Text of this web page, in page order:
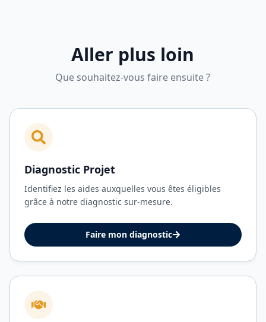
Aller plus loin
Que souhaitez-vous faire ensuite ?
Diagnostic Projet
Identifiez les aides auxquelles vous êtes éligibles
grâce à notre diagnostic sur-mesure.
Faire mon diagnostic